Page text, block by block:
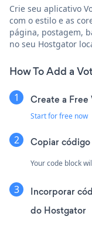
Crie seu aplicativo
com o estilo e as
página, postagem,
no seu Hostgator
How To Add a
Create a Free
Start for free now
Copiar
Your code block
Incorporar
do Hostgator